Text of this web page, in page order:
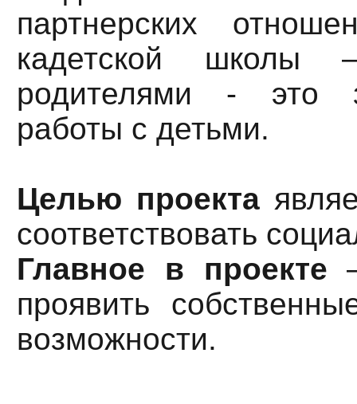
партнерских
кадетской школы
родителями - это
работы с детьми.
Целью проекта
соответствовать
Главное в проекте
проявить
возможности.